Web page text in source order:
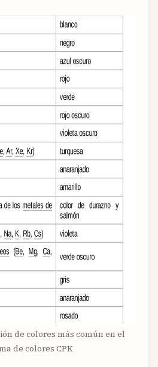
de colores más común en el
de colores CPK